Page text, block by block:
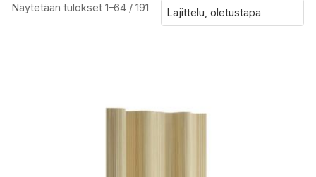
Näytetään tulokset 1–64 / 191